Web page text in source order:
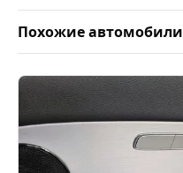
Похожие автомобили